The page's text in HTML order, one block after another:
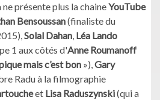
présente plus la chaineYouTube
Bensoussan(finaliste du
Solal Dahan, Léa Lando
1 aux côtés d'Anne Roumanoff
mais c’est bon »),Gary
Radu à la filmographie
et Lisa Raduszynski(qui a